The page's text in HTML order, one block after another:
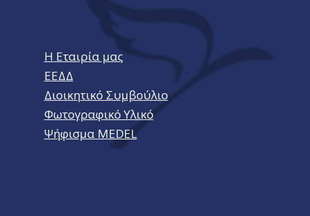
Η Εταιρία μας
ΕΕΔΔ
Διοικητικό Συμβούλιο
Φωτογραφικό Υλικό
Ψήφισμα MEDEL